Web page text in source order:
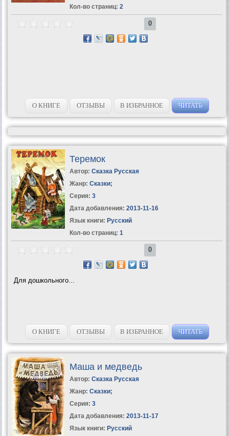
Кол-во страниц: 2
0
О КНИГЕ ОТЗЫВЫ В ИЗБРАННОЕ ЧИТАТЬ
Теремок
Автор: Сказка Русская
Жанр: Сказки;
Серия: 3
Дата добавления: 2013-11-16
Язык книги: Русский
Кол-во страниц: 1
0
Для дошкольного...
О КНИГЕ ОТЗЫВЫ В ИЗБРАННОЕ ЧИТАТЬ
Маша и медведь
Автор: Сказка Русская
Жанр: Сказки;
Серия: 3
Дата добавления: 2013-11-17
Язык книги: Русский